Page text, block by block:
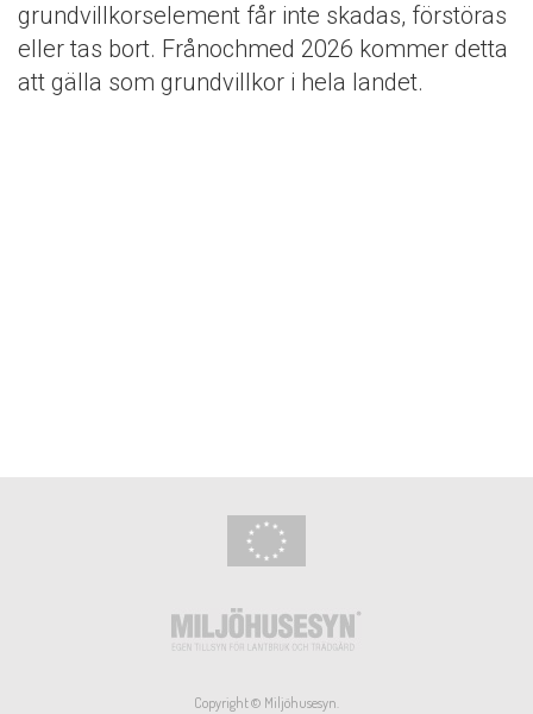
grundvillkorselement får inte skadas, förstöras
eller tas bort. Frånochmed 2026 kommer detta
att gälla som grundvillkor i hela landet.
Copyright © Miljöhusesyn.